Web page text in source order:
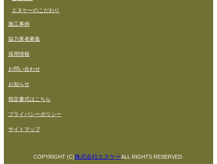
エヌケーのこだわり
施工事例
協力業者募集
採用情報
お問い合わせ
お知らせ
指定書式はこちら
プライバシーポリシー
サイトマップ
COPYRIGHT (C)株式会社エヌケーALL RIGHTS RESERVED.